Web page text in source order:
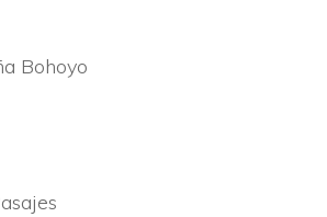
Bohoyo